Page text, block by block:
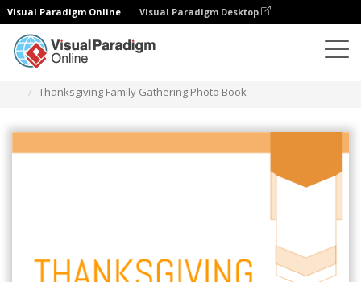
Visual Paradigm Online Visual Paradigm Desktop
Thanksgiving Family Gathering Photo Book